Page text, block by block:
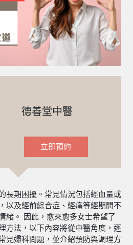
德善堂中醫
立即預約
長期困擾。常見情況包括經血量或
以及經前綜合症、經痛等經期間不
緒。 因此，愈來愈多女士希望了
方法，以下內容將從中醫角度，逐
見婦科問題，並介紹預防與調理方